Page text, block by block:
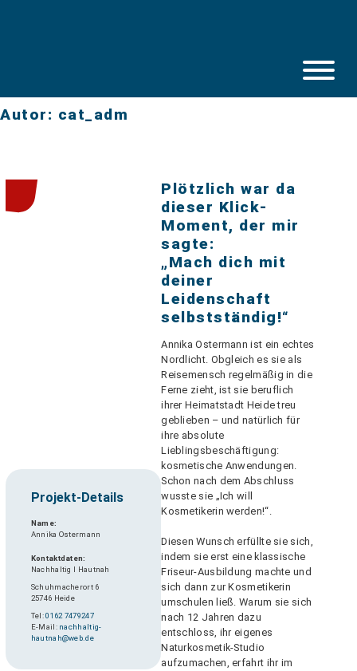
Autor: cat_adm
Projekt-Details
Name:
Annika Ostermann
Kontaktdaten:
Nachhaltig I Hautnah
Schuhmacherort 6
25746 Heide
Tel:0162 7479247
E-Mail: nachhaltig-
hautnah@web.de
Plötzlich war da
dieser Klick-
Moment, der mir
sagte:
„Mach dich mit
deiner
Leidenschaft
selbstständig!“
Annika Ostermann ist ein echtes
Nordlicht. Obgleich es sie als
Reisemensch regelmäßig in die
Ferne zieht, ist sie beruflich
ihrer Heimatstadt Heide treu
geblieben – und natürlich für
ihre absolute
Lieblingsbeschäftigung:
kosmetische Anwendungen.
Schon nach dem Abschluss
wusste sie „Ich will
Kosmetikerin werden!“.
Diesen Wunsch erfüllte sie sich,
indem sie erst eine klassische
Friseur-Ausbildung machte und
sich dann zur Kosmetikerin
umschulen ließ. Warum sie sich
nach 12 Jahren dazu
entschloss, ihr eigenes
Naturkosmetik-Studio
aufzumachen, erfahrt ihr im